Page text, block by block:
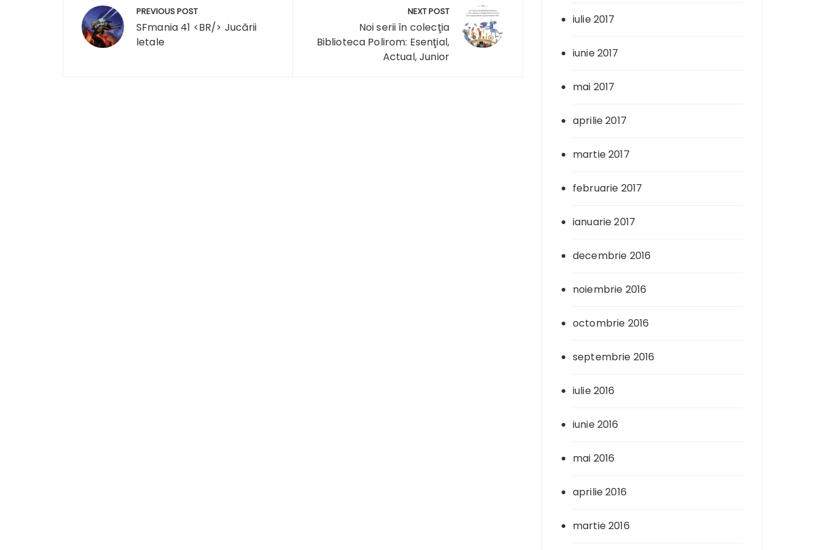
articole
PREVIOUS POST
SFmania 41 <BR/> Jucării
letale
NEXT POST
Noi serii în colecţia
Biblioteca Polirom: Esenţial,
Actual, Junior
iulie 2017
iunie 2017
mai 2017
aprilie 2017
martie 2017
februarie 2017
ianuarie 2017
decembrie 2016
noiembrie 2016
octombrie 2016
septembrie 2016
iulie 2016
iunie 2016
mai 2016
aprilie 2016
martie 2016